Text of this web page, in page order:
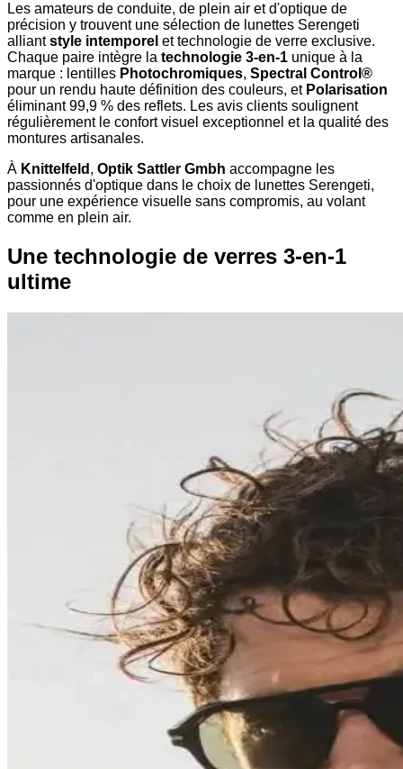
Les amateurs de conduite, de plein air et d'optique de
précision y trouvent une sélection de lunettes Serengeti
alliantstyle intemporel et technologie de verre exclusive.
Chaque paire intègre la technologie 3-en-1 unique à la
marque : lentilles Photochromiques, Spectral Control®
pour un rendu haute définition des couleurs, et Polarisation
éliminant 99,9 % des reflets. Les avis clients soulignent
régulièrement le confort visuel exceptionnel et la qualité des
montures artisanales.
À Knittelfeld , Optik Sattler Gmbh accompagne les
passionnés d'optique dans le choix de lunettes Serengeti,
pour une expérience visuelle sans compromis, au volant
comme en plein air.
Une technologie de verres 3-en-1
ultime